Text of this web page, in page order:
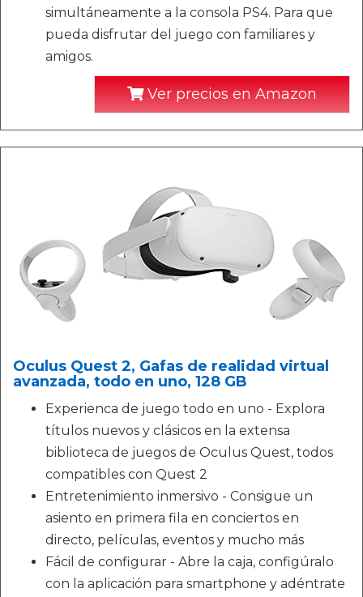
simultáneamente a la consola PS4. Para que
pueda disfrutar del juego con familiares y
amigos.
Ver precios en Amazon
Oculus Quest 2, Gafas de realidad virtual
avanzada, todo en uno, 128 GB
Experienca de juego todo en uno - Explora
títulos nuevos y clásicos en la extensa
biblioteca de juegos de Oculus Quest, todos
compatibles con Quest 2
Entretenimiento inmersivo - Consigue un
asiento en primera fila en conciertos en
directo, películas, eventos y mucho más
Fácil de configurar - Abre la caja, configúralo
con la aplicación para smartphone y adéntrate